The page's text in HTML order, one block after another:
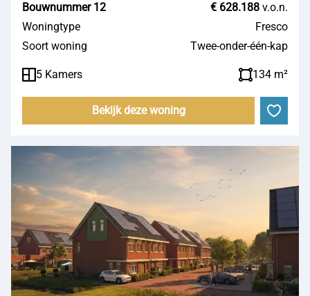
Bouwnummer 12 € 628.188 v.o.n.
Woningtype
Fresco
Soort woning
Twee-onder-één-kap
5 Kamers 134 m²
Bekijk deze woning